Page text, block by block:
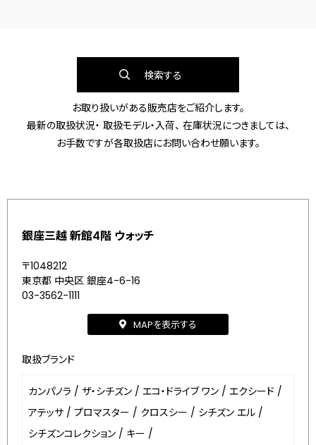
検索する
お取り扱いがある販売店をご紹介します。
最新の取扱状況・ 取扱モデル・入荷、 在庫状況につきましては、
お手数ですが各取扱店にお問い合わせ願います。
銀座三越 新館4階 ウォッチ
〒1048212
東京都 中央区 銀座4-6-16
03-3562-1111
MAPを表示する
取扱ブランド
カンパノラ / ザ・シチズン / エコ・ドライブ ワン / エクシード /
アテッサ / プロマスター / クロスシー / シチズン エル /
シチズンコレクション / キー /